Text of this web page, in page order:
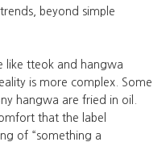
beyond simple
like tteok and hangwa
is more complex. Some
hangwa are fried in oil.
that the label
of “something a